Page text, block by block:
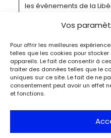
Vos
Pour offrir les meilleures
telles que les cookies pour
appareils. Le fait de consentir à
traiter des données telles que le
uniques sur ce site. Le fait de ne
consentement peut avoir un effet
et fonctions.
les événements de la
Du 13.09.2026 au
Georgia
Detroit
Detroit Institute
« Georgia O’Keeffe.
novatrice qui présente
réalisées entre les
moderne, O’Keeffe a
œuvres remarquables.
l’artiste a puisé son